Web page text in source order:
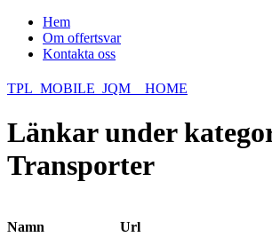
Hem
Om offertsvar
Kontakta oss
TPL_MOBILE_JQM__HOME
Länkar under
Transporter
Namn Url